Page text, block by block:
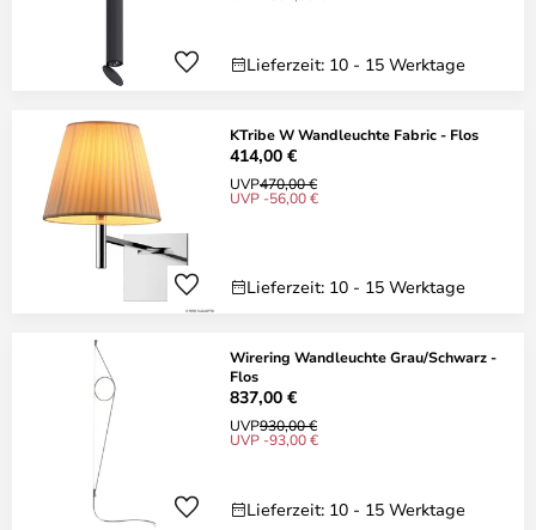
Lieferzeit: 10 - 15 Werktage
KTribe W Wandleuchte Fabric - Flos
414,00 €
UVP470,00 €
UVP -56,00 €
Lieferzeit: 10 - 15 Werktage
Wirering Wandleuchte Grau/Schwarz -
Flos
837,00 €
UVP930,00 €
UVP -93,00 €
Lieferzeit: 10 - 15 Werktage